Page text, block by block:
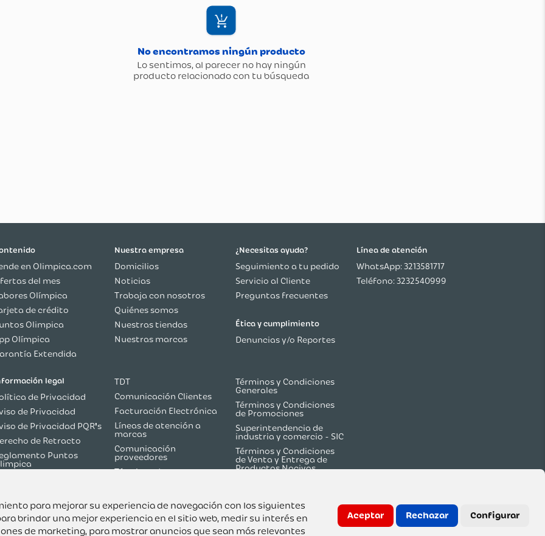
para mejorar su experiencia de navegación con los siguientes
brindar una mejor experiencia en el sitio web, medir su interés en
de marketing, para mostrar anuncios que sean más relevantes
Aceptar Rechazar Configurar
en Olimpica.com
del mes
Olímpica
de crédito
Olimpica
Olímpica
Extendida
Nuestra empresa
Domicilios
Noticias
Trabaja con nosotros
Quiénes somos
Nuestras tiendas
Nuestras marcas
¿Necesitas ayuda?
Seguimiento a tu pedido
Servicio al Cliente
Preguntas frecuentes
Ética y cumplimiento
Denuncias y/o Reportes
Línea de atención
WhatsApp: 3213581717
Teléfono: 3232540999
legal
de Privacidad
de Privacidad
de Privacidad PQR's
de Retracto
Puntos
sobre TDT
TDT
Comunicación Clientes
Facturación Electrónica
Líneas de atención a
marcas
Comunicación
proveedores
Términos de
Flash Olímpica
Términos y Condiciones
Generales
Términos y Condiciones
de Promociones
Superintendencia de
industria y comercio - SIC
Términos y Condiciones
de Venta y Entrega de
Productos Nocivos